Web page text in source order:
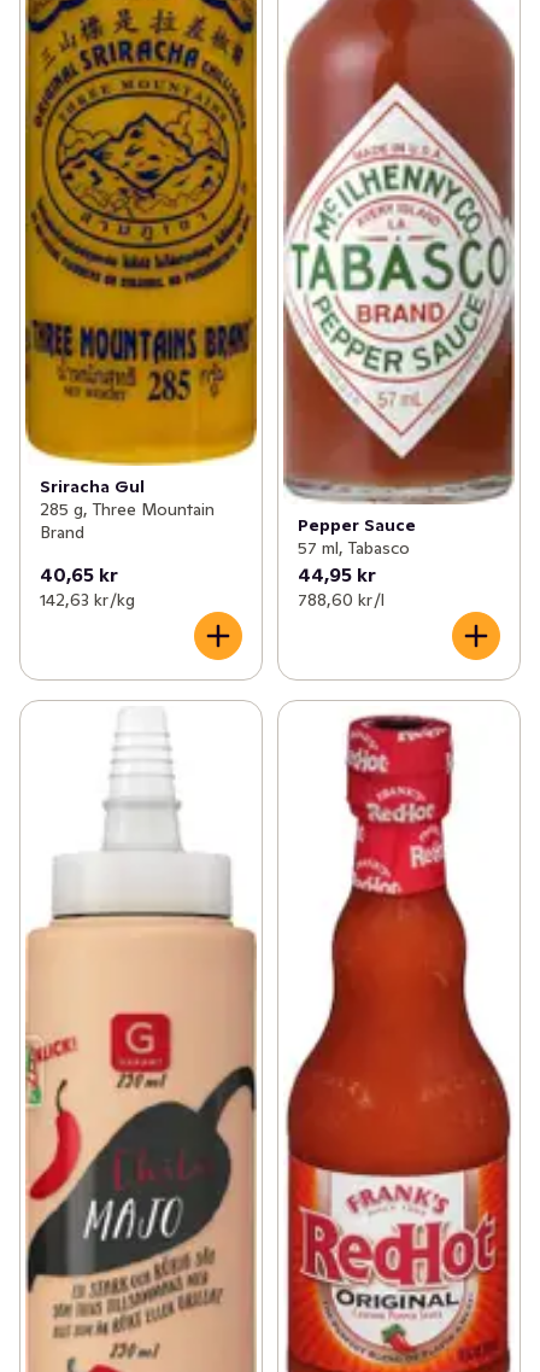
Sriracha Gul
285 g, Three Mountain
Brand
40,65 kr
142,63 kr /kg
Pepper Sauce
57 ml, Tabasco
44,95 kr
788,60 kr /l